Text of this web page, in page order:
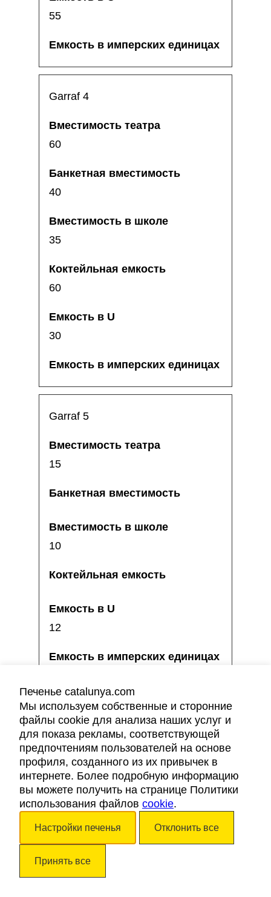
55
Garraf 4
60
40
35
60
30
Garraf 5
15
10
12
Garraf 6
40
Печенье catalunya.com
Мы используем собственные и сторонние
файлы cookie для анализа наших услуг и
для показа рекламы, соответствующей
предпочтениям пользователей на основе
профиля, созданного из их привычек в
интернете. Более подробную информацию
вы можете получить на странице Политики
использования файлов cookie.
Настройки печенья Отклонить все
Принять все